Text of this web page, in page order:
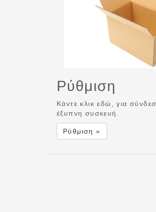
Ρύθμιση
Κάντε κλικ εδώ, για
έξυπνη συσκευή.
Ρύθμιση »